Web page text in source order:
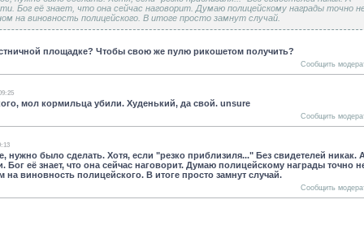
Бог её знает, что она сейчас наговорит. Думаю полицейскому награды точно
на виновность полицейского. В итоге просто замнут случай.
площадке? Чтобы свою же пулю рикошетом получить?
Сообщить
мол кормильца убили. Худенький, да свой. unsure
Сообщить
нужно было сделать. Хотя, если "резко приблизиля..." Без свидетелей никак.
Бог её знает, что она сейчас наговорит. Думаю полицейскому награды точно
на виновность полицейского. В итоге просто замнут случай.
Сообщить